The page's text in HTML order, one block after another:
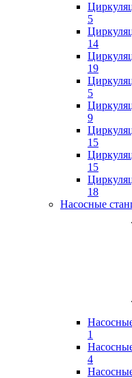
5
14
19
5
9
15
15
18
Насосные
1
4